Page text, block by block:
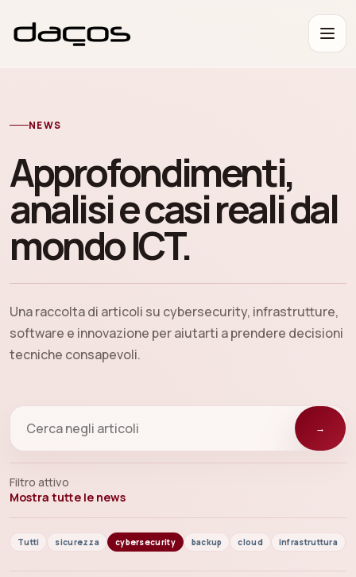
NEWS
Approfondimenti,
analisi e casi reali dal
mondo ICT.
Una raccolta di articoli su cybersecurity, infrastrutture,
software e innovazione per aiutarti a prendere decisioni
tecniche consapevoli.
→
Filtro attivo
Mostra tutte le news
Tutti sicurezza cybersecurity backup cloud infrastruttura